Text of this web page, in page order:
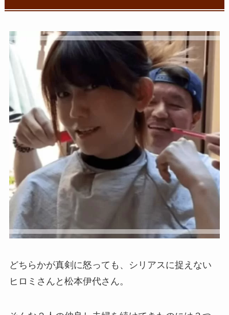
どちらかが真剣に怒っても、シリアスに捉えない
ヒロミさんと松本伊代さん。